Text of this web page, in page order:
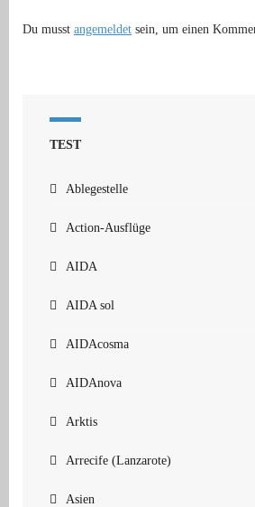
Du musst angemeldet sein, um einen
TEST
Ablegestelle
Action-Ausflüge
AIDA
AIDA sol
AIDAcosma
AIDAnova
Arktis
Arrecife (Lanzarote)
Asien